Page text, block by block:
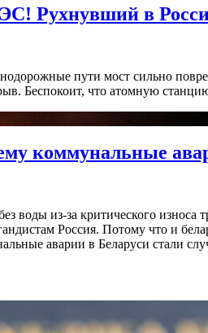
Рухнувший в
пути мост сильно
Беспокоит, что атомную
коммунальные
воды из-за критического
Россия. Потому что и
аварии в Беларуси стали